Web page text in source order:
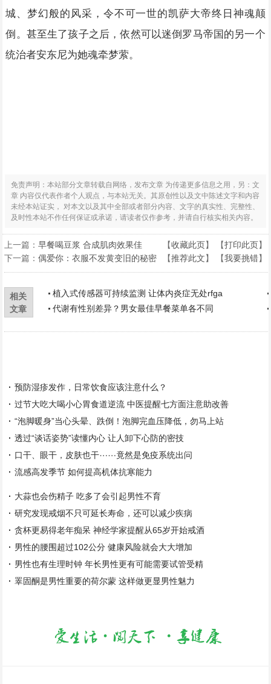
城、梦幻般的风采，令不可一世的凯萨大帝终日神魂颠
倒。甚至生了孩子之后，依然可以迷倒罗马帝国的另一个
统治者安东尼为她魂牵梦萦。
免责声明：本站部分文章转载自网络，发布文章 为传递更多信息之用，另：文
章 内容仅代表作者个人观点，与本站无关。其原创性以及文中陈述文字和内容
未经本站证实， 对本文以及其中全部或者部分内容、文字的真实性、完整性、
及时性本站不作任何保证或承诺，请读者仅作参考，并请自行核实相关内容。
上一篇：早餐喝豆浆 合成肌肉效果佳
下一篇：偶爱你：衣服不发黄变旧的秘密
【收藏此页】 【打印此页】
【推荐此文】 【我要挑错】
相关
文章
植入式传感器可持续监测 让体内炎症无处rfga
代谢有性别差异？男女最佳早餐菜单各不同
预防湿疹发作，日常饮食应该注意什么？
过节大吃大喝小心胃食道逆流 中医提醒七方面注意助改善
“泡脚暖身”当心头晕、跌倒！泡脚完血压降低，勿马上站
透过“谈话姿势”读懂内心 让人卸下心防的密技
口干、眼干，皮肤也干⋯⋯竟然是免疫系统出问
流感高发季节 如何提高机体抗寒能力
大蒜也会伤精子 吃多了会引起男性不育
研究发现戒烟不只可延长寿命，还可以减少疾病
贪杯更易得老年痴呆 神经学家提醒从65岁开始戒酒
男性的腰围超过102公分 健康风险就会大大增加
男性也有生理时钟 年长男性更有可能需要试管受精
睪固酮是男性重要的荷尔蒙 这样做更显男性魅力